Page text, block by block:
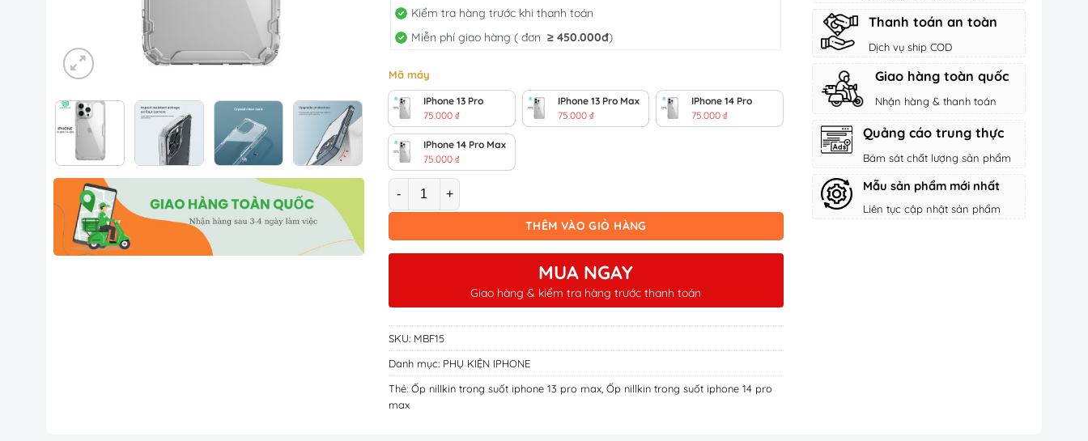
Kiểm tra hàng trước khi thanh toán
Miễn phí giao hàng ( đơn≥ 450.000đ)
Mã máy
IPhone 13 Pro
75.000 ₫
IPhone 13 Pro Max
75.000 ₫
IPhone 14 Pro
75.000₫
IPhone 14 Pro Max
75.000 ₫
Số lượng
THÊM VÀO GIỎ HÀNG
MUA NGAY
Giao hàng & kiểm tra hàng trước thanh toán
SKU: MBF15
Danh mục: PHỤ KIỆN IPHONE
Thẻ: Ốp nillkin trong suốt iphone 13 pro max, Ốp nillkin trong suốt iphone 14 pro
max
Thanh toán an toàn
Dịch vụ ship COD
Giao hàng toàn quốc
Nhận hàng & thanh toán
Quảng cáo trung thực
Bám sát chất lượng sản phẩm
Mẫu sản phẩm mới nhất
Liên tục cập nhật sản phẩm